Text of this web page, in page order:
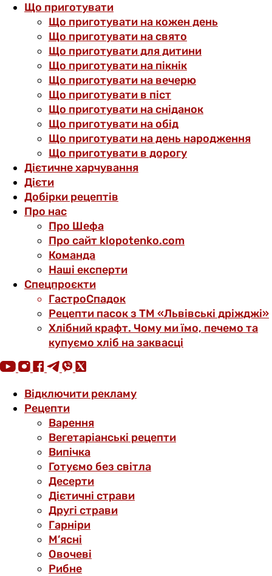
Що приготувати
Що приготувати на кожен день
Що приготувати на свято
Що приготувати для дитини
Що приготувати на пікнік
Що приготувати на вечерю
Що приготувати в піст
Що приготувати на сніданок
Що приготувати на обід
Що приготувати на день народження
Що приготувати в дорогу
Дієтичне харчування
Дієти
Добірки рецептів
Про нас
Про Шефа
Про сайт klopotenko.com
Команда
Наші експерти
Спецпроєкти
ГастроСпадок
Рецепти пасок з ТМ «Львівські дріжджі»
Хлібний крафт. Чому ми їмо, печемо та
купуємо хліб на заквасці
Відключити рекламу
Рецепти
Варення
Вегетаріанські рецепти
Випічка
Готуємо без світла
Десерти
Дієтичні страви
Другі страви
Гарніри
М’ясні
Овочеві
Рибне